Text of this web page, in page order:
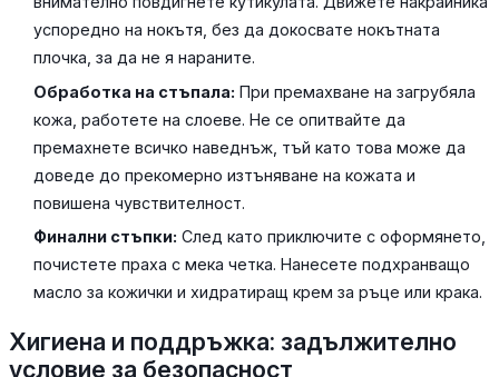
успоредно на нокътя, без да докосвате нокътната
плочка, за да не я нараните.
Обработка на стъпала: При премахване на загрубяла
кожа, работете на слоеве. Не се опитвайте да
премахнете всичко наведнъж, тъй като това може да
доведе до прекомерно изтъняване на кожата и
повишена чувствителност.
Финални стъпки: След като приключите с оформянето,
почистете праха с мека четка. Нанесете подхранващо
масло за кожички и хидратиращ крем за ръце или крака.
Хигиена и поддръжка: задължително
условие за безопасност